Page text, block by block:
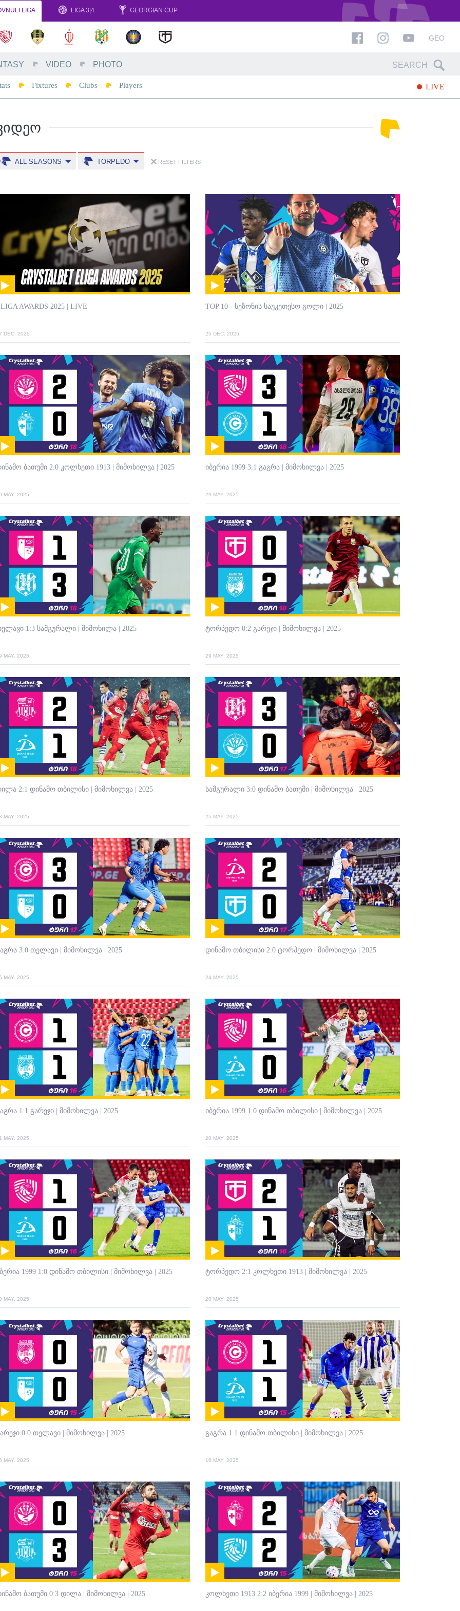
LIGA LIGA 3|4 GEORGIAN CUP
GEO
VIDEO PHOTO
Fixtures Clubs Players LIVE
ALL SEASONS TORPEDO RESET FILTERS
AWARDS 2025 | LIVE
DEC. 2025
TOP 10 - სეზონის საუკეთესო გოლი | 2025
25 DEC. 2025
ბათუმი 2:0 კოლხეთი 1913 | მიმოხილვა | 2025
MAY. 2025
იბერია 1999 3:1 გაგრა | მიმოხილვა | 2025
29 MAY. 2025
1:3 სამგურალი | მიმოხილა | 2025
MAY. 2025
ტორპედო 0:2 გარეჯი | მიმოხილვა | 2025
29 MAY. 2025
2:1 დინამო თბილისი | მიმოხილვა | 2025
MAY. 2025
სამგურალი 3:0 დინამო ბათუმი | მიმოხილვა | 2025
25 MAY. 2025
3:0 თელავი | მიმოხილვა | 2025
MAY. 2025
დინამო თბილისი 2:0 ტორპედო | მიმოხილვა | 2025
24 MAY. 2025
1:1 გარეჯი | მიმოხილვა | 2025
MAY. 2025
იბერია 1999 1:0 დინამო თბილისი | მიმოხილვა | 2025
20 MAY. 2025
1999 1:0 დინამო თბილისი | მიმოხილვა | 2025
MAY. 2025
ტორპედო 2:1 კოლხეთი 1913 | მიმოხილვა | 2025
20 MAY. 2025
0:0 თელავი | მიმოხილვა | 2025
MAY. 2025
გაგრა 1:1 დინამო თბილისი | მიმოხილვა | 2025
16 MAY. 2025
ბათუმი 0:3 დილა | მიმოხილვა | 2025 კოლხეთი 1913 2:2 იბერია 1999 | მიმოხილვა | 2025